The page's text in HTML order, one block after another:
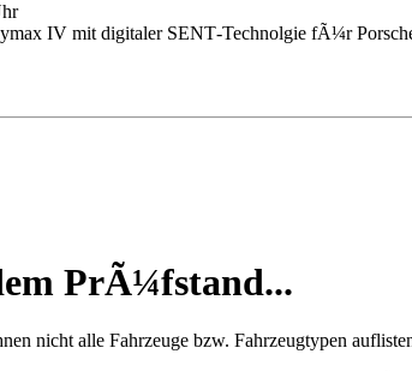
IV mit digitaler SENT‐Technolgie fÃ¼r
PrÃ¼fstand...
nicht alle Fahrzeuge bzw. Fahrzeugtypen